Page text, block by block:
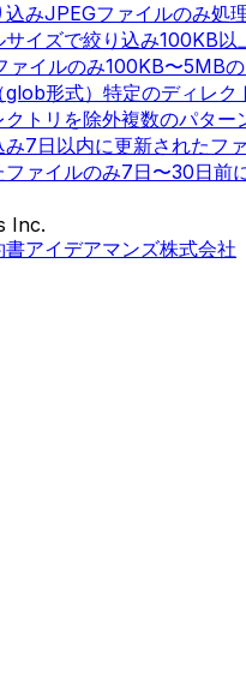
込みJPEGファイルのみ処
サイズで絞り込み100KB以
ァイルのみ100KB〜5MB
形式） 特定のディレク
クトリを除外複数のパター
み7日以内に更新されたフ
ァイルのみ7日〜30日前
Inc.
書アイデアマンズ株式会社